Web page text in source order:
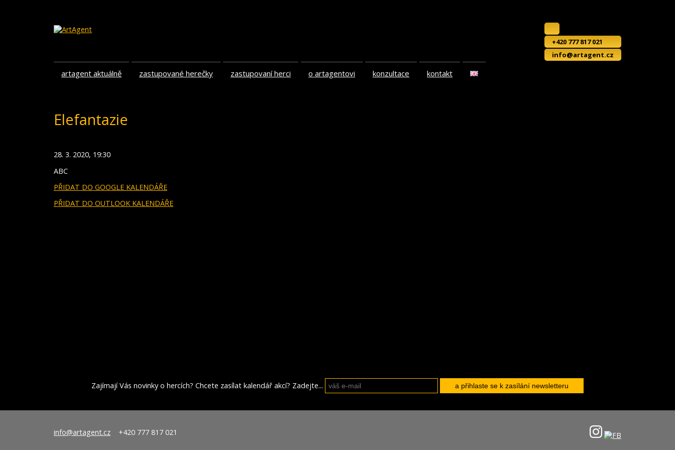
+420 777 817 021
info@artagent.cz
artagent aktuálně zastupované herečky zastupovaní herci o artagentovi konzultace kontakt
Elefantazie
28. 3. 2020, 19:30
ABC
PŘIDAT DO GOOGLE KALENDÁŘE
PŘIDAT DO OUTLOOK KALENDÁŘE
Zajímají Vás novinky o hercích? Chcete zasílat kalendář akcí? Zadejte...
info@artagent.cz +420 777 817 021